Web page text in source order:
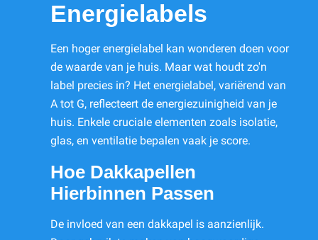
Energielabels
Een hoger energielabel kan wonderen doen voor
de waarde van je huis. Maar wat houdt zo'n
label precies in? Het energielabel, variërend van
A tot G, reflecteert de energiezuinigheid van je
huis. Enkele cruciale elementen zoals isolatie,
glas, en ventilatie bepalen vaak je score.
Hoe Dakkapellen
Hierbinnen Passen
De invloed van een dakkapel is aanzienlijk.